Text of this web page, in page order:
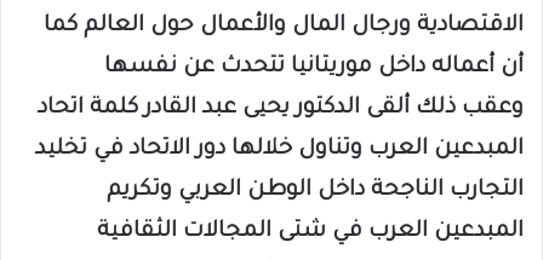
الاقتصادية ورجال المال والأعمال حول العالم كما
أن أعماله داخل موريتانيا تتحدث عن نفسها
وعقب ذلك ألقى الدكتور يحيى عبد القادر كلمة اتحاد
المبدعين العرب وتناول خلالها دور الاتحاد في تخليد
التجارب الناجحة داخل الوطن العربي وتكريم
المبدعين العرب في شتى المجالات الثقافية